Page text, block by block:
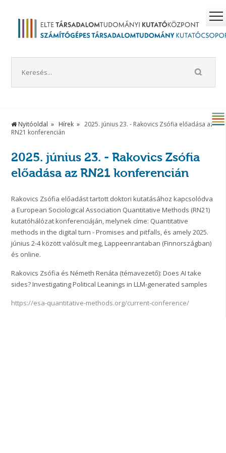
Nyitóoldal Hírek
2025. június 23. - Rakovics Zsófia előadása az
RN21 konferencián
2025. június 23. - Rakovics Zsófia
előadása az RN21 konferencián
Rakovics Zsófia előadást tartott doktori kutatásához kapcsolódva
a European Sociological Association Quantitative Methods (RN21)
kutatóhálózat konferenciáján, melynek címe: Quantitative
methods in the digital turn - Promises and pitfalls, és amely 2025.
június 2-4 között valósult meg, Lappeenrantaban (Finnországban)
és online.
Rakovics Zsófia és Németh Renáta (témavezető): Does AI take
sides? Investigating Political Leanings in LLM-generated samples
https://esa-quantitative-methods.org/current-conference/